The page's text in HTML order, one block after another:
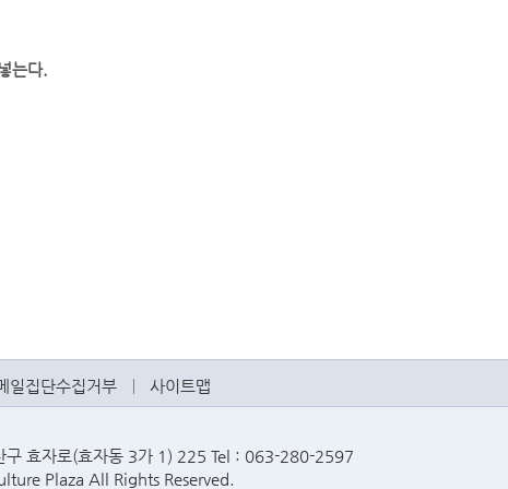
는다.
일집단수집거부 사이트맵
구 효자로(효자동 3가 1) 225 Tel : 063-280-2597
Plaza All Rights Reserved.